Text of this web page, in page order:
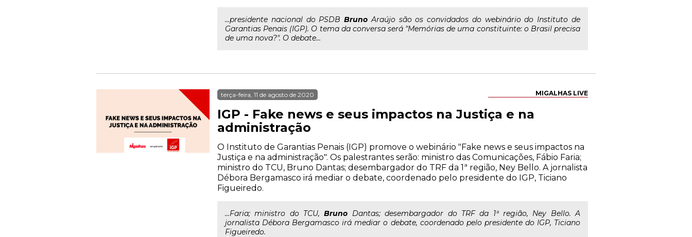
...presidente nacional do PSDBBruno Araújo são os convidados do webinário do Instituto de
Garantias Penais (IGP). O tema da conversa será "Memórias de uma constituinte: o Brasil precisa
de uma nova?". O debate...
MIGALHAS LIVE
terça-feira, 11 de agosto de 2020
IGP - Fake news e seus impactos na Justiça e na
administração
O Instituto de Garantias Penais (IGP) promove o webinário "Fake news e seus impactos na
Justiça e na administração". Os palestrantes serão: ministro das Comunicações, Fábio Faria;
ministro do TCU, Bruno Dantas; desembargador do TRF da 1ª região, Ney Bello. A jornalista
Débora Bergamasco irá mediar o debate, coordenado pelo presidente do IGP, Ticiano
Figueiredo.
...Faria; ministro do TCU,Bruno Dantas; desembargador do TRF da 1ª região, Ney Bello. A
jornalista Débora Bergamasco irá mediar o debate, coordenado pelo presidente do IGP, Ticiano
Figueiredo.